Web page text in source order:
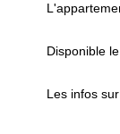
Disponible
Les infos